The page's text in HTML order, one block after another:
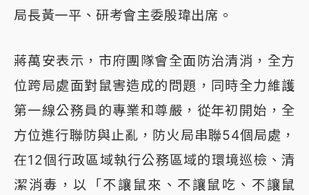
局長黃一平、研考會主委殷瑋出席。
蔣萬安表示，市府團隊會全面防治清消，全方
位跨局處面對鼠害造成的問題，同時全力維護
第一線公務員的專業和尊嚴，從年初開始，全
方位進行聯防與止亂，防火局串聯54個局處，
在12個行政區域執行公務區域的環境巡檢、清
潔消毒，以「不讓鼠來、不讓鼠吃、不讓鼠